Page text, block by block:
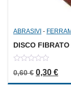
ABRASIVI -
DISCO
out
of
0,60€ Il prezzo
0,30 €Il